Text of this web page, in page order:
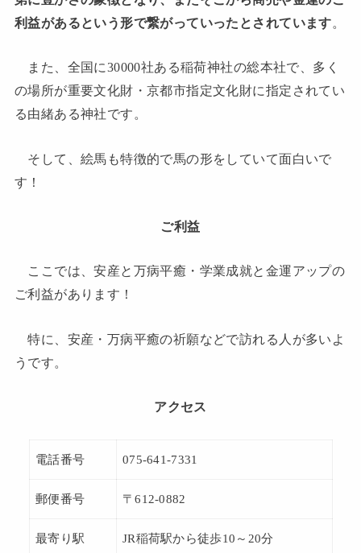
利益があるという形で繋がっていったとされています。
また、全国に30000社ある稲荷神社の総本社で、多く
の場所が重要文化財・京都市指定文化財に指定されてい
る由緒ある神社です。
そして、絵馬も特徴的で馬の形をしていて面白いで
す！
ご利益
ここでは、安産と万病平癒・学業成就と金運アップの
ご利益があります！
特に、安産・万病平癒の祈願などで訪れる人が多いよ
うです。
アクセス
電話番号 075-641-7331
郵便番号 〒612-0882
最寄り駅 JR稲荷駅から徒歩10～20分